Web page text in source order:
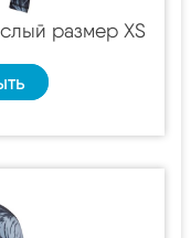
размер XS